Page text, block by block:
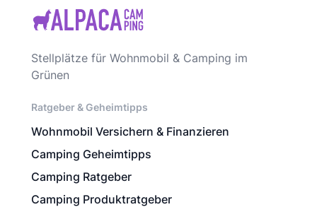
Stellplätze für Wohnmobil & Camping im
Grünen
Ratgeber & Geheimtipps
Wohnmobil Versichern & Finanzieren
Camping Geheimtipps
Camping Ratgeber
Camping Produktratgeber